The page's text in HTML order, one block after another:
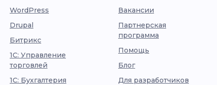
WordPress
Drupal
Битрикс
1С: Управление
торговлей
1С: Бухгалтерия
Вакансии
Партнерская
программа
Помощь
Блог
Для разработчиков